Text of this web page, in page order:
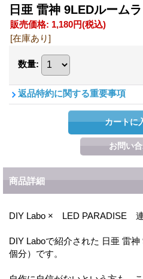
日亜 雷神 9LEDルーム
販売価格: 1,180円(税込)
[在庫あり]
数量:
返品特約に関する重要事項
商品詳細
DIY Labo × LED PARADISE
DIY Laboで紹介された 日亜 雷
個分）です。